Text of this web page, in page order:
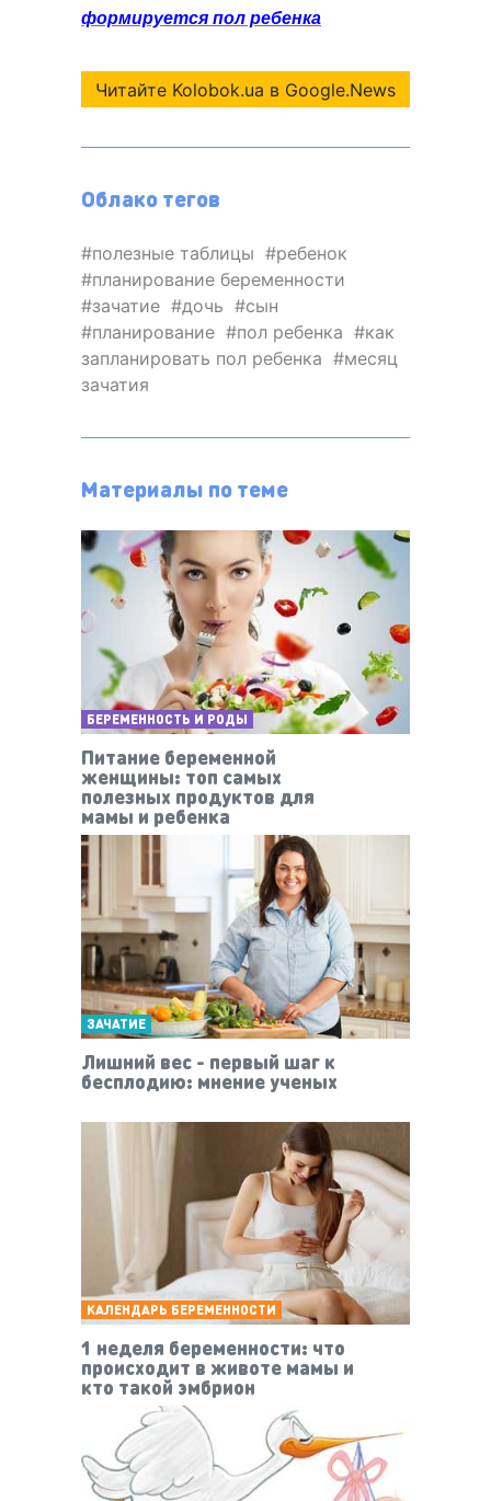
формируется пол ребенка
Читайте Kolobok.ua в Google.News
Облако тегов
полезные таблицы
ребенок
планирование беременности
зачатие
дочь
сын
планирование
пол ребенка
как
запланировать пол ребенка
месяц
зачатия
Материалы по теме
БЕРЕМЕННОСТЬ И РОДЫ
Питание беременной
женщины: топ самых
полезных продуктов для
мамы и ребенка
ЗАЧАТИЕ
Лишний вес - первый шаг к
бесплодию: мнение ученых
КАЛЕНДАРЬ БЕРЕМЕННОСТИ
1 неделя беременности: что
происходит в животе мамы и
кто такой эмбрион